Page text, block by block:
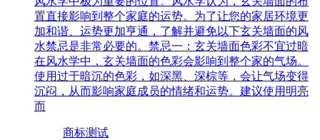
置直接影响到整个家庭的运势。为了让您的家居环境更
加和谐、运势更加亨通，了解并避免以下玄关墙面的风
水禁忌是非常必要的。禁忌一：玄关墙面色彩不宜过暗
在风水学中，玄关墙面的色彩会影响到整个家的气场。
使用过于暗沉的色彩，如深黑、深棕等，会让气场变得
沉闷，从而影响家庭成员的情绪和运势。建议使用明亮
而
商标测试